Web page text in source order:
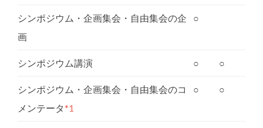
シンポジウム・企画集会・自由集会の企
画
○
シンポジウム講演 ○ ○
シンポジウム・企画集会・自由集会のコ
メンテータ*1
○ ○